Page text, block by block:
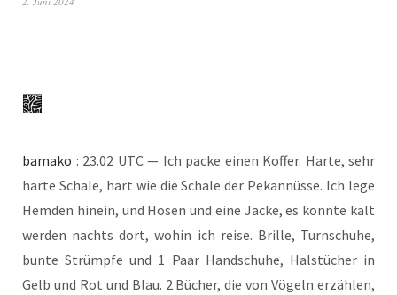
bamako : 23.02 UTC — Ich packe einen Kof­fer. Har­te, sehr
har­te Scha­le, hart wie die Scha­le der Pekan­nüs­se. Ich lege
Hem­den hin­ein, und Hosen und eine Jacke, es könn­te kalt
wer­den nachts dort, wohin ich rei­se. Bril­le, Turn­schu­he,
bun­te Strümp­fe und 1 Paar Hand­schu­he, Hals­tü­cher in
Gelb und Rot und Blau. 2 Bücher, die von Vögeln erzäh­len,